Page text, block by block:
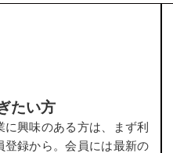
たい方
に興味のある方は、まず利
登録から。会員には最新の